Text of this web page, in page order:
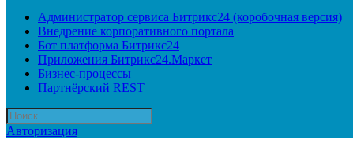
Администратор сервиса Битрикс24 (коробочная версия)
Внедрение корпоративного портала
Бот платформа Битрикс24
Приложения Битрикс24.Маркет
Бизнес-процессы
Партнёрский REST
Авторизация